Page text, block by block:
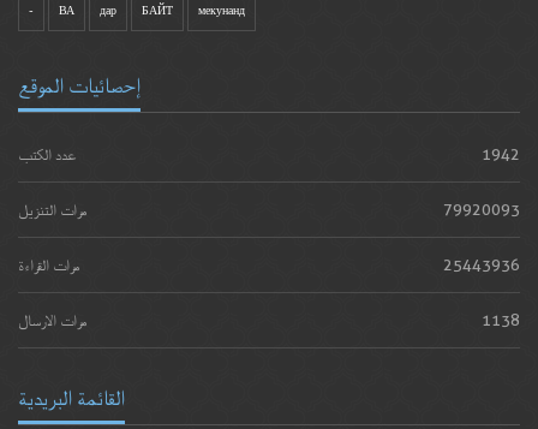
- ВА дар БАЙТ мекунанд
إحصائيات الموقع
عدد الكتب 1942
مرات التنزيل 79920093
مرات القراءة 25443936
مرات الارسال 1138
القائمة البريدية